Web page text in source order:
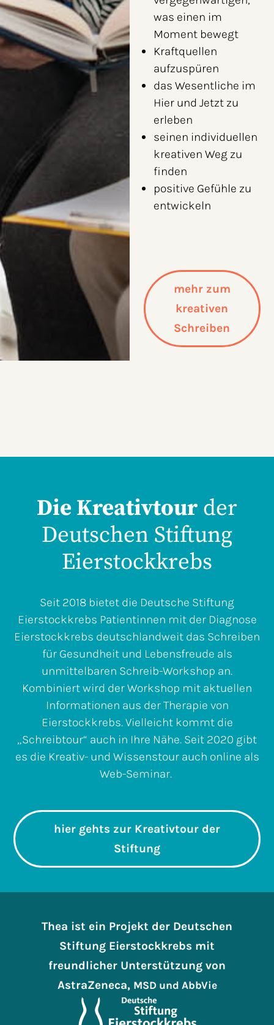
was einen im
Moment bewegt
Kraftquellen
aufzuspüren
das Wesentliche im
Hier und Jetzt zu
erleben
seinen individuellen
kreativen Weg zu
finden
positive Gefühle zu
entwickeln
mehr zum
kreativen
Schreiben
Die Kreativtour der
Deutschen Stiftung
Eierstockkrebs
Seit 2018 bietet die Deutsche Stiftung
Eierstockkrebs Patientinnen mit der Diagnose
Eierstockkrebs deutschlandweit das Schreiben
für Gesundheit und Lebensfreude als
unmittelbaren Schreib-Workshop an.
Kombiniert wird der Workshop mit aktuellen
Informationen aus der Therapie von
Eierstockkrebs. Vielleicht kommt die
„Schreibtour“ auch in Ihre Nähe. Seit 2020 gibt
es die Kreativ- und Wissenstour auch online als
Web-Seminar.
hier gehts zur Kreativtour der
Stiftung
Thea ist ein Projekt der Deutschen
Stiftung Eierstockkrebs mit
freundlicher Unterstützung von
AstraZeneca, MSDund AbbVie